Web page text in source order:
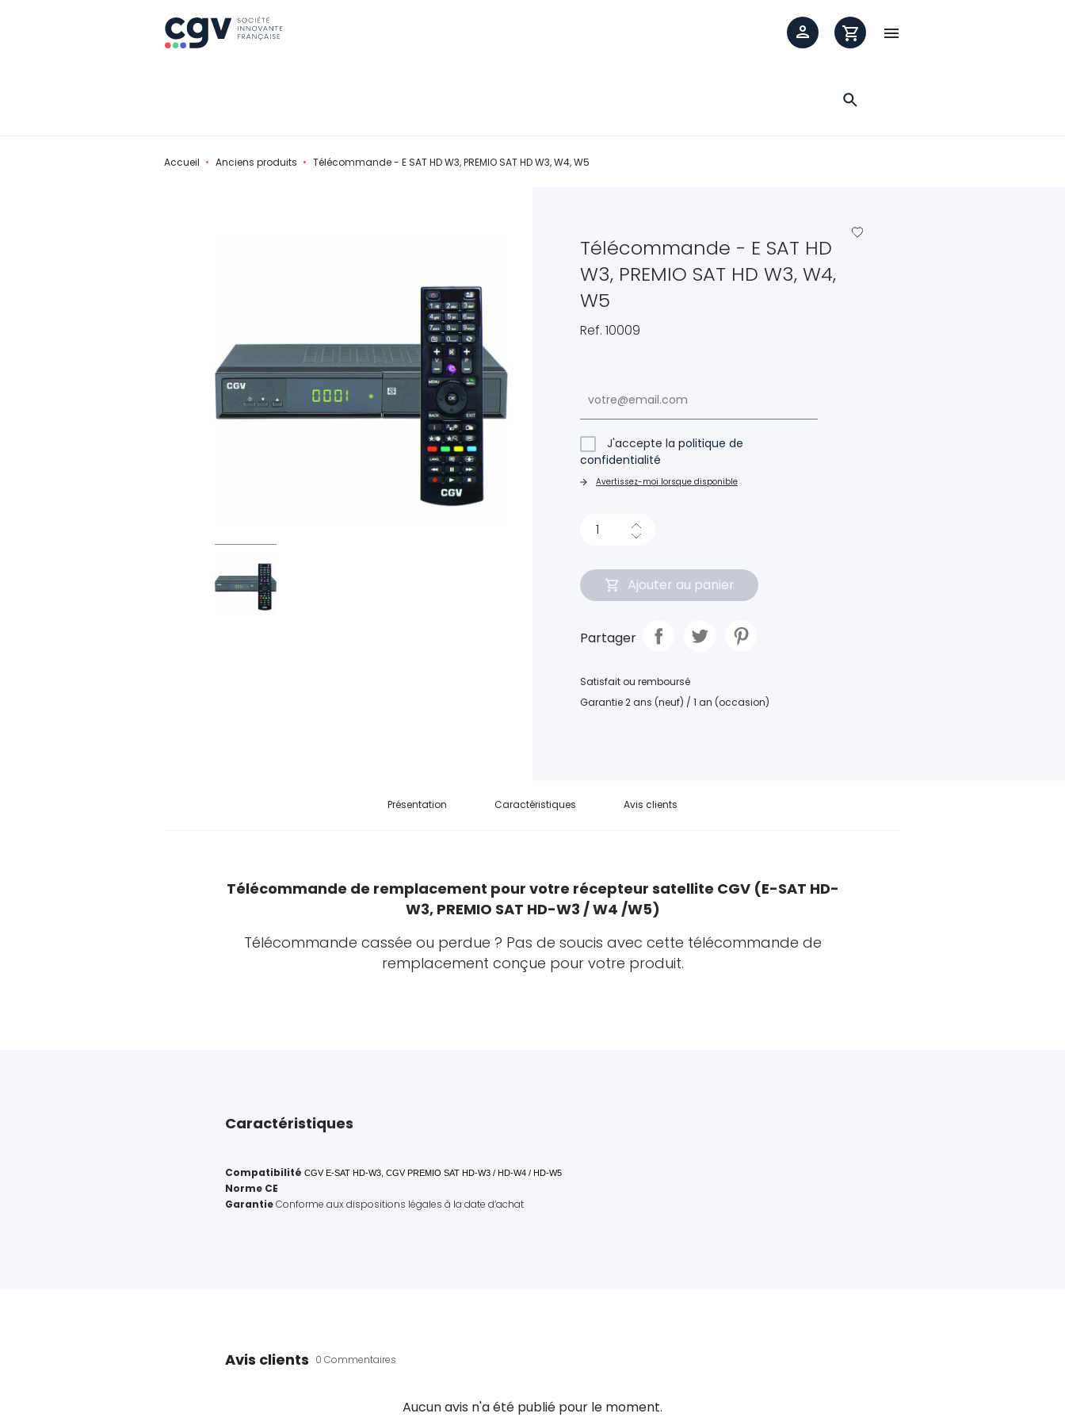

Accueil Anciens produits Télécommande - E SAT HD W3, PREMIO SAT HD W3, W4, W5
Télécommande - E SAT HD
W3, PREMIO SAT HD W3, W4,
W5
favorite_border
Ref. 10009
J'accepte la politique de
confidentialité
Avertissez-moi lorsque disponible
Ajouter au panier
Partager
Satisfait ou remboursé
Garantie 2 ans (neuf) / 1 an (occasion)
Présentation Caractéristiques Avis clients
Télécommande de remplacement pour votre récepteur satellite CGV (E-SAT HD-
W3, PREMIO SAT HD-W3 / W4 /W5)
Télécommande cassée ou perdue ? Pas de soucis avec cette télécommande de
remplacement conçue pour votre produit.
Caractéristiques
CompatibilitéCGV E-SAT HD-W3, CGV PREMIO SAT HD-W3 / HD-W4 / HD-W5
Norme CE
GarantieConforme aux dispositions légales à la date d’achat
Avis clients 0 Commentaires
Aucun avis n'a été publié pour le moment.